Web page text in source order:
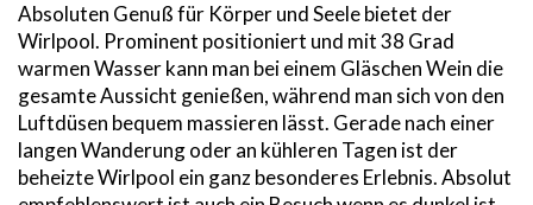
Absoluten Genuß für Körper und Seele bietet der
Wirlpool. Prominent positioniert und mit 38 Grad
warmen Wasser kann man bei einem Gläschen Wein die
gesamte Aussicht genießen, während man sich von den
Luftdüsen bequem massieren lässt. Gerade nach einer
langen Wanderung oder an kühleren Tagen ist der
beheizte Wirlpool ein ganz besonderes Erlebnis. Absolut